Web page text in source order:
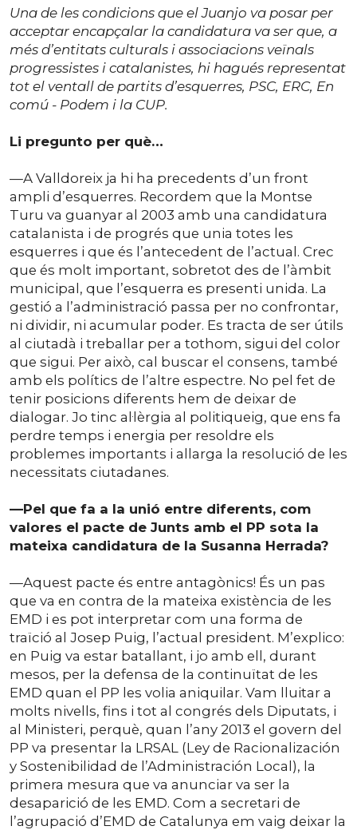
Una de les condicions que el Juanjo va posar per
acceptar encapçalar la candidatura va ser que, a
més d’entitats culturals i associacions veïnals
progressistes i catalanistes, hi hagués representat
tot el ventall de partits d’esquerres, PSC, ERC, En
comú - Podem i la CUP.
Li pregunto per què…
—A Valldoreix ja hi ha precedents d’un front
ampli d’esquerres. Recordem que la Montse
Turu va guanyar al 2003 amb una candidatura
catalanista i de progrés que unia totes les
esquerres i que és l’antecedent de l’actual. Crec
que és molt important, sobretot des de l’àmbit
municipal, que l’esquerra es presenti unida. La
gestió a l’administració passa per no confrontar,
ni dividir, ni acumular poder. Es tracta de ser útils
al ciutadà i treballar per a tothom, sigui del color
que sigui. Per això, cal buscar el consens, també
amb els polítics de l’altre espectre. No pel fet de
tenir posicions diferents hem de deixar de
dialogar. Jo tinc al·lèrgia al politiqueig, que ens fa
perdre temps i energia per resoldre els
problemes importants i allarga la resolució de les
necessitats ciutadanes.
—Pel que fa a la unió entre diferents, com
valores el pacte de Junts amb el PP sota la
mateixa candidatura de la Susanna Herrada?
—Aquest pacte és entre antagònics! És un pas
que va en contra de la mateixa existència de les
EMD i es pot interpretar com una forma de
traïció al Josep Puig, l’actual president. M’explico:
en Puig va estar batallant, i jo amb ell, durant
mesos, per la defensa de la continuïtat de les
EMD quan el PP les volia aniquilar. Vam lluitar a
molts nivells, fins i tot al congrés dels Diputats, i
al Ministeri, perquè, quan l’any 2013 el govern del
PP va presentar la LRSAL (Ley de Racionalización
y Sostenibilidad de l’Administración Local), la
primera mesura que va anunciar va ser la
desaparició de les EMD. Com a secretari de
l’agrupació d’EMD de Catalunya em vaig deixar la